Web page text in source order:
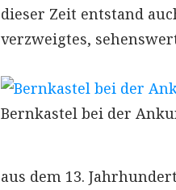
dieser Zeit entstand
verzweigtes,
Bernkastel bei der
aus dem 13.